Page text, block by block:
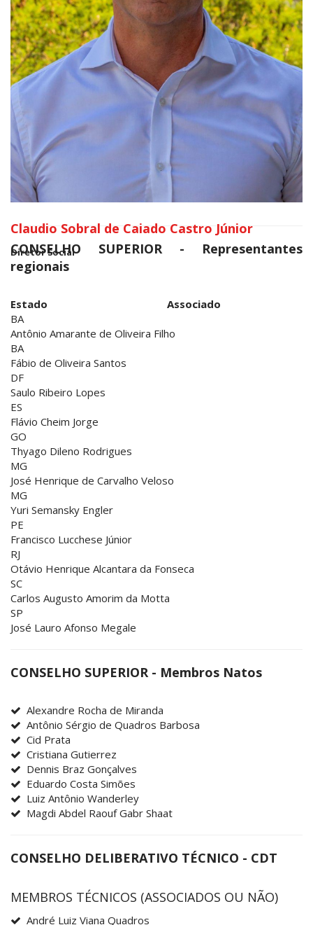
Claudio Sobral de Caiado Castro Júnior
Diretor Social
CONSELHO SUPERIOR - Representantes
regionais
Estado
Associado
BA
Antônio Amarante de Oliveira Filho
BA
Fábio de Oliveira Santos
DF
Saulo Ribeiro Lopes
ES
Flávio Cheim Jorge
GO
Thyago Dileno Rodrigues
MG
José Henrique de Carvalho Veloso
MG
Yuri Semansky Engler
PE
Francisco Lucchese Júnior
RJ
Otávio Henrique Alcantara da Fonseca
SC
Carlos Augusto Amorim da Motta
SP
José Lauro Afonso Megale
CONSELHO SUPERIOR - Membros Natos
Alexandre Rocha de Miranda
Antônio Sérgio de Quadros Barbosa
Cid Prata
Cristiana Gutierrez
Dennis Braz Gonçalves
Eduardo Costa Simões
Luiz Antônio Wanderley
Magdi Abdel Raouf Gabr Shaat
CONSELHO DELIBERATIVO TÉCNICO - CDT
MEMBROS TÉCNICOS (ASSOCIADOS OU NÃO)
André Luiz Viana Quadros